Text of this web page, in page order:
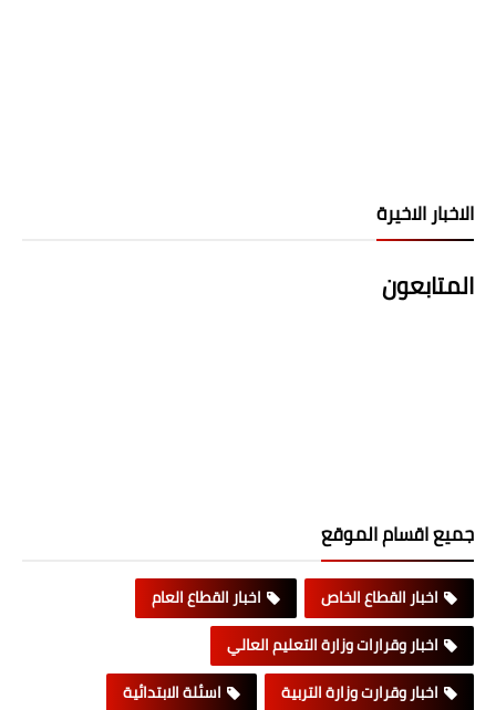
الاخبار الاخيرة
المتابعون
جميع اقسام الموقع
اخبار القطاع الخاص
اخبار القطاع العام
اخبار وقرارات وزارة التعليم العالي
اخبار وقرارت وزارة التربية
اسئلة الابتدائية